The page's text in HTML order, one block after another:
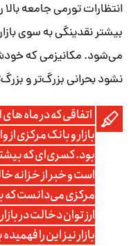
انتظارات تورمی جامعه
بیشتر نقدینگی به سوی
می‌شود. مکانیزمی که
نشود بحرانی بزرگ‌تر و
اتفاقی که در ماه های
بازار و بانک مرکزی
بود. کسری‌ای که
است و خبر از خزانه
مرکزی می‌دانست که
ارز توان دخالت در
بازار نیز این را